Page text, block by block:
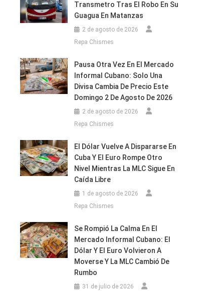
Transmetro Tras El Robo En Su
Guagua En Matanzas
2 de agosto de 2026
Repa Chismes
Pausa Otra Vez En El Mercado
Informal Cubano: Solo Una
Divisa Cambia De Precio Este
Domingo 2 De Agosto De 2026
2 de agosto de 2026
Repa Chismes
El Dólar Vuelve A Dispararse En
Cuba Y El Euro Rompe Otro
Nivel Mientras La MLC Sigue En
Caída Libre
1 de agosto de 2026
Repa Chismes
Se Rompió La Calma En El
Mercado Informal Cubano: El
Dólar Y El Euro Volvieron A
Moverse Y La MLC Cambió De
Rumbo
31 de julio de 2026